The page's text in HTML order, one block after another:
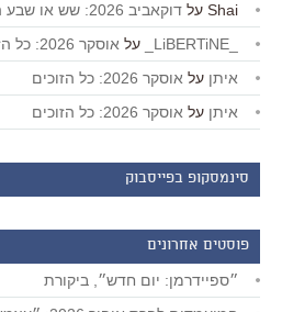
Shai על דוקאביב 2026: שש או שבע המלצות
על אוסקר 2026: כל הזוכים
איתן על אוסקר 2026: כל הזוכים
איתן על אוסקר 2026: כל הזוכים
סינמסקופ בפייסבוק
פוסטים אחרונים
״ספיידרמן: יום חדש״, ביקורת